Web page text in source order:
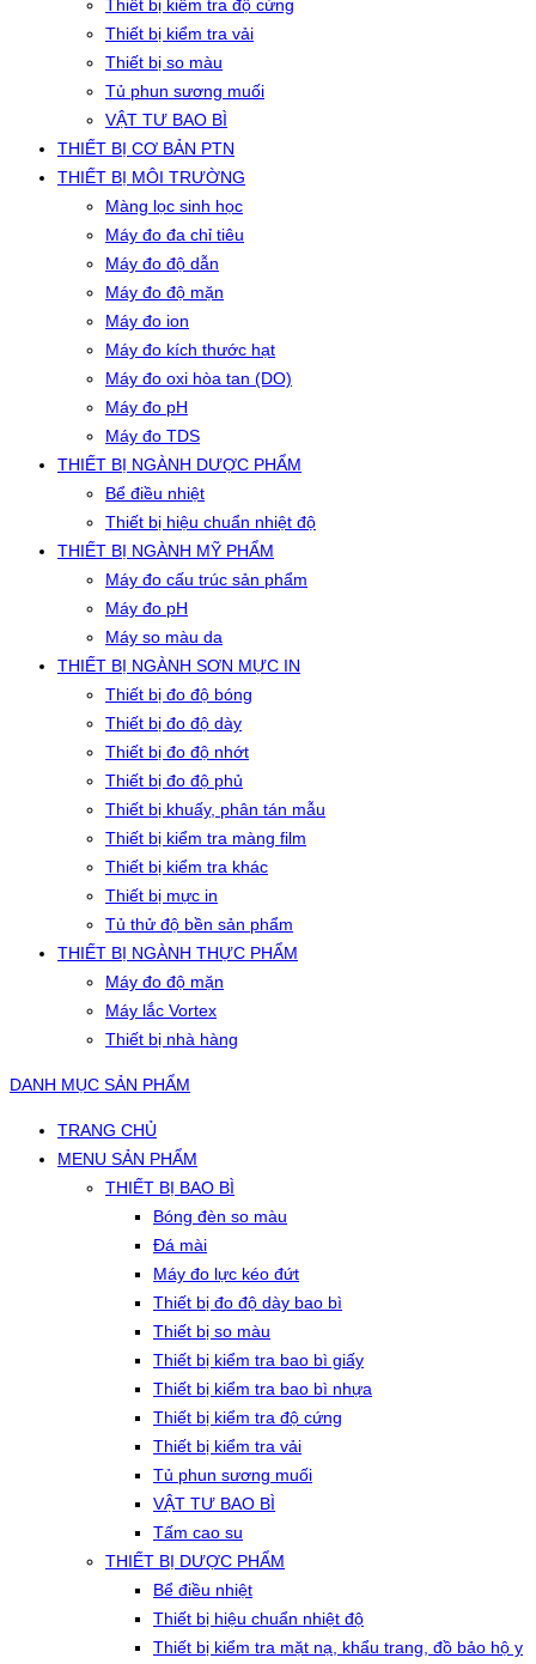
Thiết bị kiểm tra độ cứng
Thiết bị kiểm tra vải
Thiết bị so màu
Tủ phun sương muối
VẬT TƯ BAO BÌ
THIẾT BỊ CƠ BẢN PTN
THIẾT BỊ MÔI TRƯỜNG
Màng lọc sinh học
Máy đo đa chỉ tiêu
Máy đo độ dẫn
Máy đo độ mặn
Máy đo ion
Máy đo kích thước hạt
Máy đo oxi hòa tan (DO)
Máy đo pH
Máy đo TDS
THIẾT BỊ NGÀNH DƯỢC PHẨM
Bể điều nhiệt
Thiết bị hiệu chuẩn nhiệt độ
THIẾT BỊ NGÀNH MỸ PHẨM
Máy đo cấu trúc sản phẩm
Máy đo pH
Máy so màu da
THIẾT BỊ NGÀNH SƠN MỰC IN
Thiết bị đo độ bóng
Thiết bị đo độ dày
Thiết bị đo độ nhớt
Thiết bị đo độ phủ
Thiết bị khuấy, phân tán mẫu
Thiết bị kiểm tra màng film
Thiết bị kiểm tra khác
Thiết bị mực in
Tủ thử độ bền sản phẩm
THIẾT BỊ NGÀNH THỰC PHẨM
Máy đo độ mặn
Máy lắc Vortex
Thiết bị nhà hàng
DANH MỤC SẢN PHẨM
TRANG CHỦ
MENU SẢN PHẨM
THIẾT BỊ BAO BÌ
Bóng đèn so màu
Đá mài
Máy đo lực kéo đứt
Thiết bị đo độ dày bao bì
Thiết bị so màu
Thiết bị kiểm tra bao bì giấy
Thiết bị kiểm tra bao bì nhựa
Thiết bị kiểm tra độ cứng
Thiết bị kiểm tra vải
Tủ phun sương muối
VẬT TƯ BAO BÌ
Tấm cao su
THIẾT BỊ DƯỢC PHẨM
Bể điều nhiệt
Thiết bị hiệu chuẩn nhiệt độ
Thiết bị kiểm tra mặt nạ, khẩu trang, đồ bảo hộ y